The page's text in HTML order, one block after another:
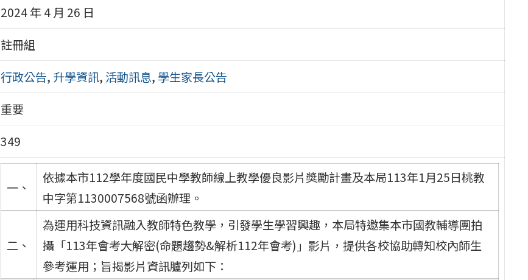
2024 年 4 月 26 日
註冊組
行政公告, 升學資訊, 活動訊息, 學生家長公告
重要
349
一、
依據本市112學年度國民中學教師線上教學優良影片獎勵計畫及本局113年1月25日桃教
中字第1130007568號函辦理。
二、
為運用科技資訊融入教師特色教學，引發學生學習興趣，本局特邀集本市國教輔導團拍
攝「113年會考大解密(命題趨勢&解析112年會考)」影片，提供各校協助轉知校內師生
參考運用；旨揭影片資訊臚列如下：